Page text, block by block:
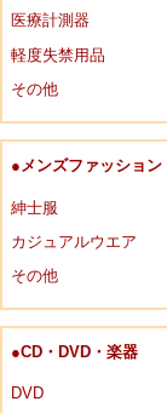
医療計測器
軽度失禁用品
その他
●メンズファッション
紳士服
カジュアルウエア
その他
●CD・DVD・楽器
DVD